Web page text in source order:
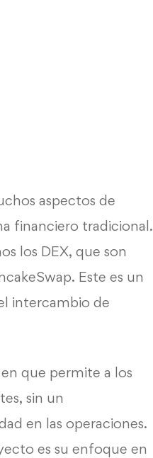
aspectos de
financiero tradicional.
los DEX, que son
Este es un
intercambio de
que permite a los
sin un
en las operaciones.
es su enfoque en